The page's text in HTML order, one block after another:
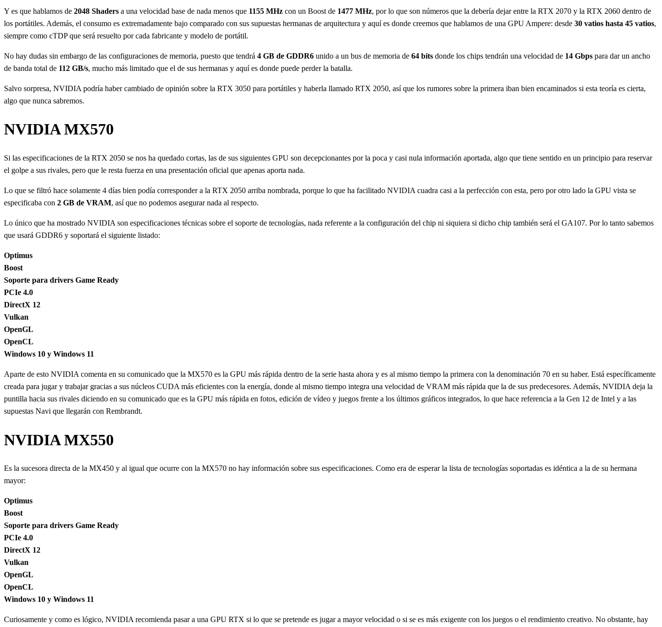
Y es que hablamos de 2048 Shaders a una velocidad base de nada menos que 1155 MHz con un Boost de 1477 MHz, por lo que son números que la debería dejar entre la RTX 2070 y la RTX 2060 dentro de
los portátiles. Además, el consumo es extremadamente bajo comparado con sus supuestas hermanas de arquitectura y aquí es donde creemos que hablamos de una GPU Ampere: desde 30 vatios hasta 45 vatios,
siempre como cTDP que será resuelto por cada fabricante y modelo de portátil.
No hay dudas sin embargo de las configuraciones de memoria, puesto que tendrá 4 GB de GDDR6 unido a un bus de memoria de 64 bits donde los chips tendrán una velocidad de 14 Gbps para dar un ancho
de banda total de 112 GB/s, mucho más limitado que el de sus hermanas y aquí es donde puede perder la batalla.
Salvo sorpresa, NVIDIA podría haber cambiado de opinión sobre la RTX 3050 para portátiles y haberla llamado RTX 2050, así que los rumores sobre la primera iban bien encaminados si esta teoría es cierta,
algo que nunca sabremos.
NVIDIA MX570
Si las especificaciones de la RTX 2050 se nos ha quedado cortas, las de sus siguientes GPU son decepcionantes por la poca y casi nula información aportada, algo que tiene sentido en un principio para reservar
el golpe a sus rivales, pero que le resta fuerza en una presentación oficial que apenas aporta nada.
Lo que se filtró hace solamente 4 días bien podía corresponder a la RTX 2050 arriba nombrada, porque lo que ha facilitado NVIDIA cuadra casi a la perfección con esta, pero por otro lado la GPU vista se
especificaba con 2 GB de VRAM, así que no podemos asegurar nada al respecto.
Lo único que ha mostrado NVIDIA son especificaciones técnicas sobre el soporte de tecnologías, nada referente a la configuración del chip ni siquiera si dicho chip también será el GA107. Por lo tanto sabemos
que usará GDDR6 y soportará el siguiente listado:
Optimus
Boost
Soporte para drivers Game Ready
PCIe 4.0
DirectX 12
Vulkan
OpenGL
OpenCL
Windows 10 y Windows 11
Aparte de esto NVIDIA comenta en su comunicado que la MX570 es la GPU más rápida dentro de la serie hasta ahora y es al mismo tiempo la primera con la denominación 70 en su haber. Está específicamente
creada para jugar y trabajar gracias a sus núcleos CUDA más eficientes con la energía, donde al mismo tiempo integra una velocidad de VRAM más rápida que la de sus predecesores. Además, NVIDIA deja la
puntilla hacia sus rivales diciendo en su comunicado que es la GPU más rápida en fotos, edición de vídeo y juegos frente a los últimos gráficos integrados, lo que hace referencia a la Gen 12 de Intel y a las
supuestas Navi que llegarán con Rembrandt.
NVIDIA MX550
Es la sucesora directa de la MX450 y al igual que ocurre con la MX570 no hay información sobre sus especificaciones. Como era de esperar la lista de tecnologías soportadas es idéntica a la de su hermana
mayor:
Optimus
Boost
Soporte para drivers Game Ready
PCIe 4.0
DirectX 12
Vulkan
OpenGL
OpenCL
Windows 10 y Windows 11
Curiosamente y como es lógico, NVIDIA recomienda pasar a una GPU RTX si lo que se pretende es jugar a mayor velocidad o si se es más exigente con los juegos o el rendimiento creativo. No obstante, hay